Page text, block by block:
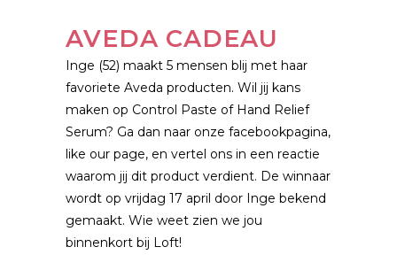
AVEDA CADEAU
Inge (52) maakt 5 mensen blij met haar
favoriete Aveda producten. Wil jij kans
maken op Control Paste of Hand Relief
Serum? Ga dan naar onze facebookpagina,
like our page, en vertel ons in een reactie
waarom jij dit product verdient. De winnaar
wordt op vrijdag 17 april door Inge bekend
gemaakt. Wie weet zien we jou
binnenkort bij Loft!